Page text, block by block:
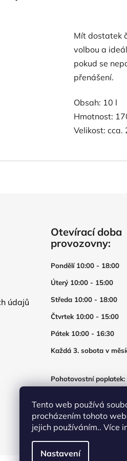
Tento web používá
procházením tohoto
jejich používáním.. Více
Nastavení
Mít dostatek
volbou a
pokud se
přenášení.
Obsah: 10 l
Hmotnost:
Velikost: cca.
údajů
Otevírací doba
provozovny:
Pondělí 10:00 - 18:00
Úterý 10:00 - 15:00
Středa 10:00 - 18:00
Čtvrtek 10:00 - 15:00
Pátek 10:00 - 16:30
Každá 3. sobota v
Pohotovostní poplatek:
250Kč